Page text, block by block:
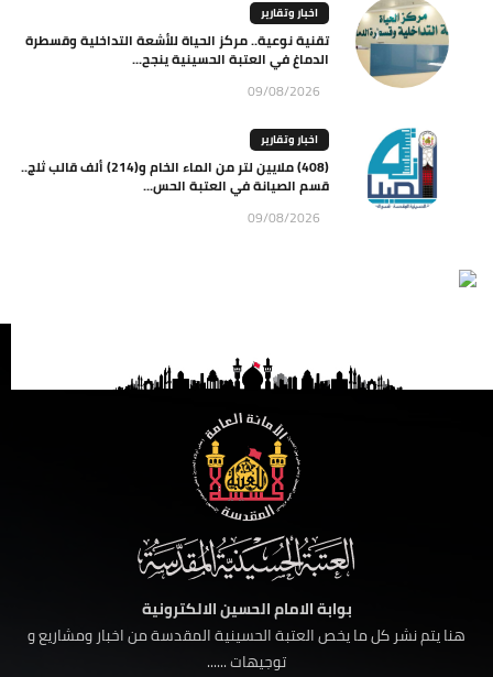
اخبار وتقارير
تقنية نوعية.. مركز الحياة للأشعة التداخلية وقسطرة
الدماغ في العتبة الحسينية ينجح...
09/08/2026
اخبار وتقارير
(408) ملايين لتر من الماء الخام و(214) ألف قالب ثلج..
قسم الصيانة في العتبة الحس...
09/08/2026
بوابة الامام الحسين الالكترونية
هنا يتم نشر كل ما يخص العتبة الحسينية المقدسة من اخبار ومشاريع و
توجيهات ......